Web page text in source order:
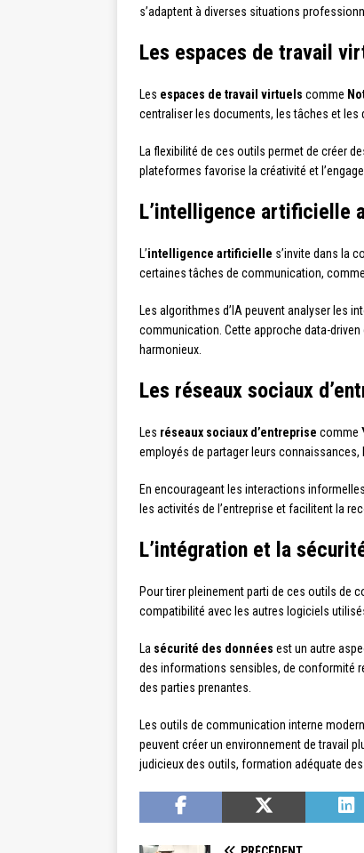
s’adaptent à diverses situations
Les espaces de travail
Les espaces de travail virtuels comme
centraliser les documents, les tâches et les
La flexibilité de ces outils permet de créer
plateformes favorise la créativité et
L’intelligence artificielle
L’intelligence artificielle s’invite dans la
certaines tâches de communication,
Les algorithmes d’IA peuvent analyser les
communication. Cette approche data-
harmonieux.
Les réseaux sociaux
Les réseaux sociaux d’entreprise comme
employés de partager leurs
En encourageant les interactions
les activités de l’entreprise et facilitent la
L’intégration et la
Pour tirer pleinement parti de ces outils de
compatibilité avec les autres logiciels
La sécurité des données est un autre
des informations sensibles, de conformité
des parties prenantes.
Les outils de communication interne
peuvent créer un environnement de travail
judicieux des outils, formation adéquate